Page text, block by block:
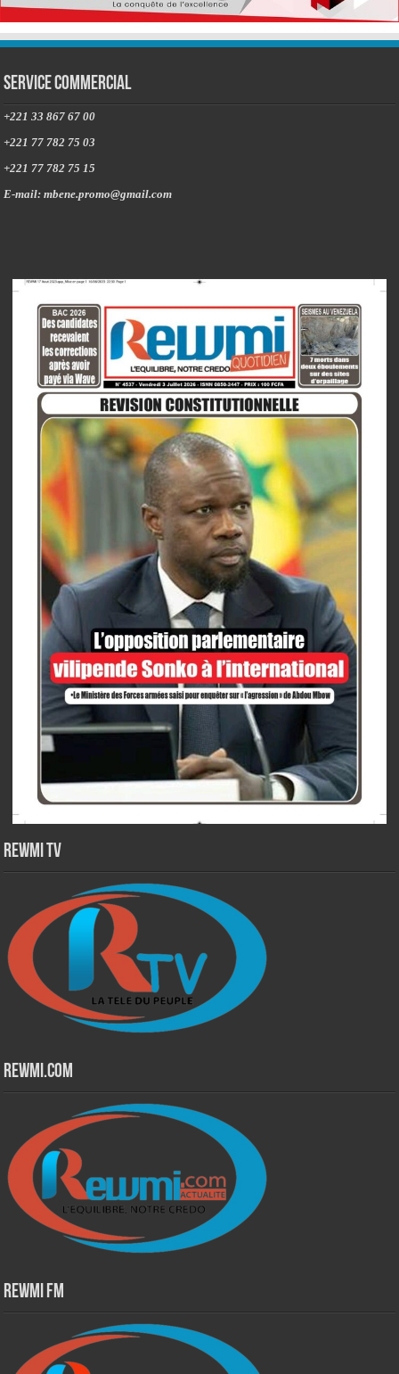
Service commercial
+221 33 867 67 00
+221 77 782 75 03
+221 77 782 75 15
E-mail: mbene.promo@gmail.com
Rewmi TV
Rewmi.Com
Rewmi Fm